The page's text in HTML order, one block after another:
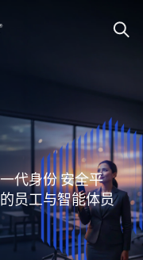
代身份安全平
员工与智能体员